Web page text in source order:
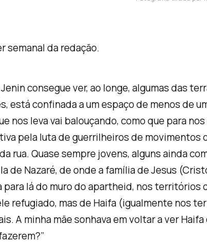
semanal da redação.
consegue ver, ao longe, algumas das
está confinada a um espaço de menos de
nos leva vai balouçando, como que para
pela luta de guerrilheiros de movimentos
rua. Quase sempre jovens, alguns ainda
de Nazaré, de onde a família de Jesus
lá do muro do apartheid, nos territórios
refugiado, mas de Haifa (igualmente nos
A minha mãe sonhava em voltar a ver